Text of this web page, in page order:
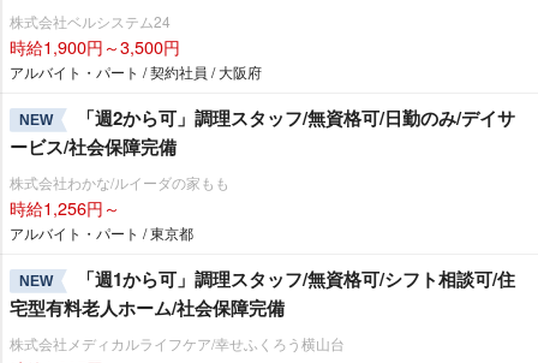
株式会社ベルシステム24
時給1,900円～3,500円
アルバイト・パート / 契約社員 / 大阪府
NEW
「週2から可」調理スタッフ/無資格可/日勤のみ/デイサ
ービス/社会保障完備
株式会社わかな/ルイーダの家もも
時給1,256円～
アルバイト・パート / 東京都
NEW
「週1から可」調理スタッフ/無資格可/シフト相談可/住
宅型有料老人ホーム/社会保障完備
株式会社メディカルライフケア/幸せふくろう横山台